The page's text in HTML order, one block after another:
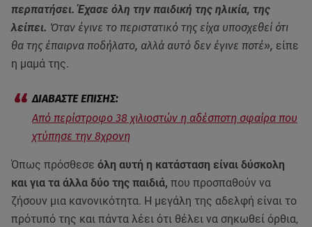
περπατήσει. Έχασε όλη την παιδική της ηλικία, της
λείπει. Όταν έγινε το περιστατικό της είχα υποσχεθεί ότι
θα της έπαιρνα ποδήλατο, αλλά αυτό δεν έγινε ποτέ», είπε
η μαμά της.
Από περίστροφο 38 χιλιοστών η αδέσποτη σφαίρα που
χτύπησε την 8χρονη
Όπως πρόσθεσε όλη αυτή η κατάσταση είναι δύσκολη
και για τα άλλα δύο της παιδιά, που προσπαθούν να
ζήσουν μια κανονικότητα. Η μεγάλη της αδελφή είναι το
πρότυπό της και πάντα λέει ότι θέλει να σηκωθεί όρθια,